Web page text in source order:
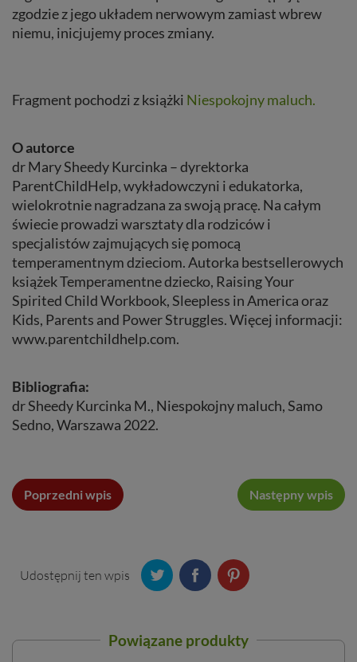
zgodzie z jego układem nerwowym zamiast wbrew
niemu, inicjujemy proces zmiany.
Fragment pochodzi z książki Niespokojny maluch.
O autorce
dr Mary Sheedy Kurcinka – dyrektorka
ParentChildHelp, wykładowczyni i edukatorka,
wielokrotnie nagradzana za swoją pracę. Na całym
świecie prowadzi warsztaty dla rodziców i
specjalistów zajmujących się pomocą
temperamentnym dzieciom. Autorka bestsellerowych
książek Temperamentne dziecko, Raising Your
Spirited Child Workbook, Sleepless in America oraz
Kids, Parents and Power Struggles. Więcej informacji:
www.parentchildhelp.com.
Bibliografia:
dr Sheedy Kurcinka M., Niespokojny maluch, Samo
Sedno, Warszawa 2022.
Poprzedni wpis Następny wpis
Udostępnij ten wpis
Powiązane produkty